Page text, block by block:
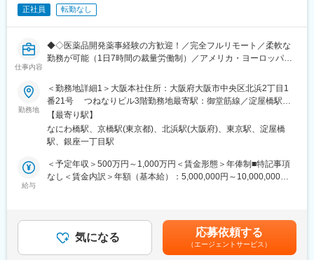
にあたっていただきます。
通常医薬品メーカー出身が会員である関西医薬協会に、当社は会
員として登録しています。業界関連のセミナーにも参加すること
プデートできる環境です。
■働き方：
◎完全在宅勤務のため、拠点（東京・大阪）の近くにお住まいで
なくてもご就業いただけます。
場合、お子様の通院やご都合に合わせて業務時間を調整できま
す。
・会議や打ち合わせで必要な時は大阪・東京等へ出張（宿泊も伴
います）が発生します。
正社員 転勤なし
仕事内容
◆◇医薬品開発薬事経験の方歓迎！／完全フルリモート／柔軟な
勤務が可能（1日7時間の裁量労働制）／アメリカ・ヨーロッパ企
会社◆◇
■業務内容：
医薬品開発における薬事戦略の立案・評価・助言を中心としたコ
ンサルティング業務をお任せします。承認取得に向けた最適な戦
略を設計する上流ポジションです。
・クライアントの基本戦略を踏まえた薬事戦略の立案
・日米欧（MHLW／PMDA・FDA・EMA）を横断したグローバル
・三極規制当局との事前相談を含むリエゾン業務および規制動向
の調査・分析・アドバイス
・新薬ライセンス導入時のデューデリジェンス対応
勤務地
＜勤務地詳細1＞大阪本社住所：大阪府大阪市中央区北浜2丁目1
番21号 つねなりビル3階勤務地最寄駅：御堂筋線／淀屋橋駅受
動喫煙対策：屋内全面禁煙＜勤務地詳細2＞東京支社住所：東京都
千代田区丸の内1-11-1 パシフィックセンチュリープレイス丸の内
13階 受動喫煙対策：屋内全面禁煙変更の範囲：無
【最寄り駅】
なにわ橋駅、京橋駅(東京都)、北浜駅(大阪府)、東京駅、淀屋橋
駅、銀座一丁目駅
給与
＜予定年収＞500万円～1,000万円＜賃金形態＞年俸制■特記事項
なし＜賃金内訳＞年額（基本給）：5,000,000円～10,000,000円
額であり、選考を通じて上下する可能性があります。月給(月額)は
固定手当を含めた表記です。
気になる 応募依頼する
（エージェントサービス）